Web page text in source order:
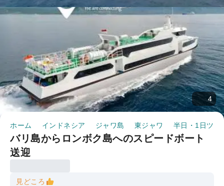
4
ホーム インドネシア ジャワ島 東ジャワ 半日・1日ツア
バリ島からロンボク島へのスピードボート
送迎
見どころ